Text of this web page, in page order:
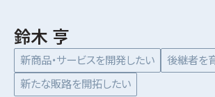
鈴木 亨
新商品・サービスを開発したい
後継者を
新たな販路を開拓したい